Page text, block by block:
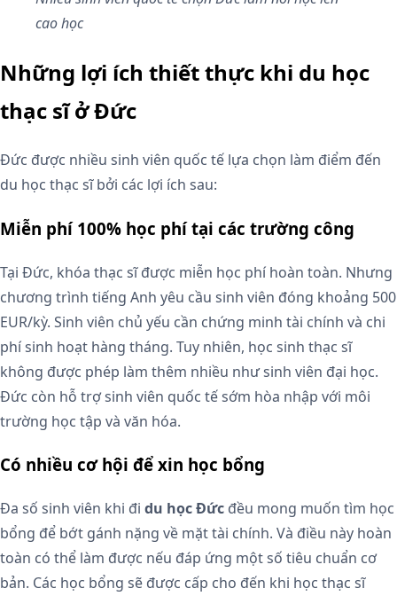
cao học
Những lợi ích thiết thực khi du học
thạc sĩ ở Đức
Đức được nhiều sinh viên quốc tế lựa chọn làm điểm đến
du học thạc sĩ bởi các lợi ích sau:
Miễn phí 100% học phí tại các trường công
Tại Đức, khóa thạc sĩ được miễn học phí hoàn toàn. Nhưng
chương trình tiếng Anh yêu cầu sinh viên đóng khoảng 500
EUR/kỳ. Sinh viên chủ yếu cần chứng minh tài chính và chi
phí sinh hoạt hàng tháng. Tuy nhiên, học sinh thạc sĩ
không được phép làm thêm nhiều như sinh viên đại học.
Đức còn hỗ trợ sinh viên quốc tế sớm hòa nhập với môi
trường học tập và văn hóa.
Có nhiều cơ hội để xin học bổng
Đa số sinh viên khi đi du học Đức đều mong muốn tìm học
bổng để bớt gánh nặng về mặt tài chính. Và điều này hoàn
toàn có thể làm được nếu đáp ứng một số tiêu chuẩn cơ
bản. Các học bổng sẽ được cấp cho đến khi học thạc sĩ